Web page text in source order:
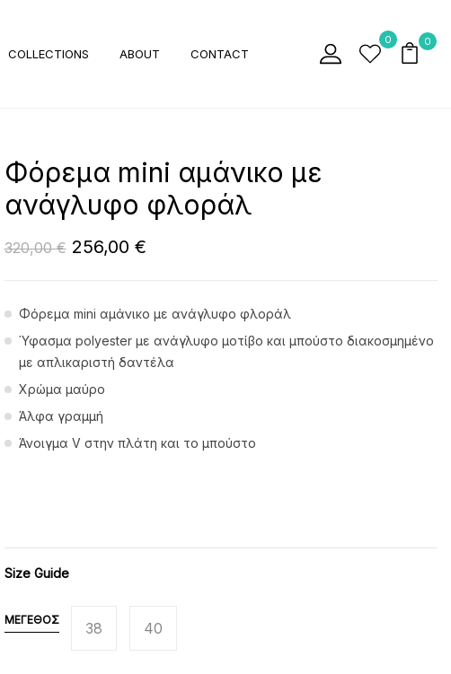
COLLECTIONS ABOUT CONTACT
0 0
Φόρεμα mini αμάνικο με
ανάγλυφο φλοράλ
320,00€ 256,00 €
Φόρεμα mini αμάνικο με ανάγλυφο φλοράλ
Ύφασμα polyester με ανάγλυφο μοτίβο και μπούστο διακοσμημένο
με απλικαριστή δαντέλα
Χρώμα μαύρο
Άλφα γραμμή
Άνοιγμα V στην πλάτη και το μπούστο
Size Guide
ΜΈΓΕΘΟΣ 38 40